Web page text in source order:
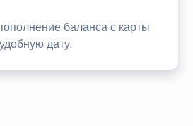
баланса с карты
дату.